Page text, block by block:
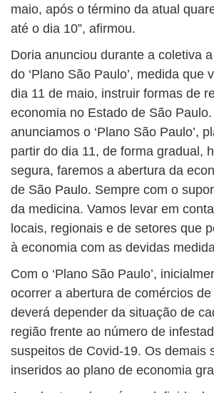
maio, após o término da atual
até o dia 10”, afirmou.
Doria anunciou durante a coletiva
do ‘Plano São Paulo’, medida que
dia 11 de maio, instruir formas de
economia no Estado de São
anunciamos o ‘Plano São Paulo’,
partir do dia 11, de forma gradual,
segura, faremos a abertura da
de São Paulo. Sempre com o
da medicina. Vamos levar em
locais, regionais e de setores que
à economia com as devidas
Com o ‘Plano São Paulo’,
ocorrer a abertura de comércios
deverá depender da situação de
região frente ao número de
suspeitos de Covid-19. Os demais
inseridos ao plano de economia